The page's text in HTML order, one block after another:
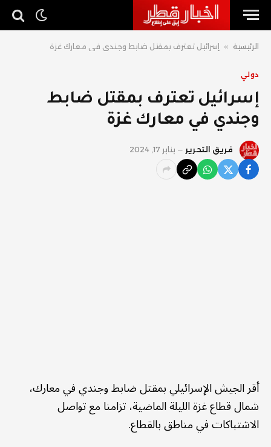
الرئيسية » إسرائيل تعترف بمقتل ضابط وجندي في معارك غزة
دولي
إسرائيل تعترف بمقتل ضابط
وجندي في معارك غزة
فريق التحرير يناير 17, 2024
أقر الجيش الإسرائيلي بمقتل ضابط وجندي في معارك،
شمال قطاع غزة الليلة الماضية، تزامنا مع تواصل
الاشتباكات في مناطق بالقطاع.